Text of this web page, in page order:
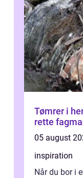
Tømrer i herlev sådan
rette
05 august
inspiration
Når du bor i